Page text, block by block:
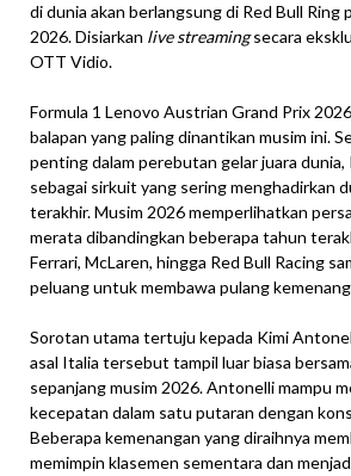
di dunia akan berlangsung di Red Bull Ring
2026. Disiarkan live streamingsecara
OTT Vidio.
Formula 1 Lenovo Austrian Grand Prix
balapan yang paling dinantikan musim ini.
penting dalam perebutan gelar juara dunia,
sebagai sirkuit yang sering menghadirkan
terakhir. Musim 2026 memperlihatkan
merata dibandingkan beberapa tahun
Ferrari, McLaren, hingga Red Bull Racing
peluang untuk membawa pulang
Sorotan utama tertuju kepada Kimi
asal Italia tersebut tampil luar biasa
sepanjang musim 2026. Antonelli mampu
kecepatan dalam satu putaran dengan
Beberapa kemenangan yang diraihnya
memimpin klasemen sementara dan